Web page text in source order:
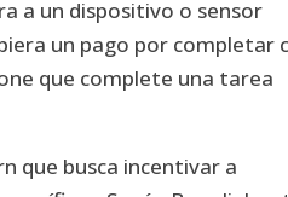
a un dispositivo o sensor
un pago por completar
que complete una tarea
que busca incentivar a